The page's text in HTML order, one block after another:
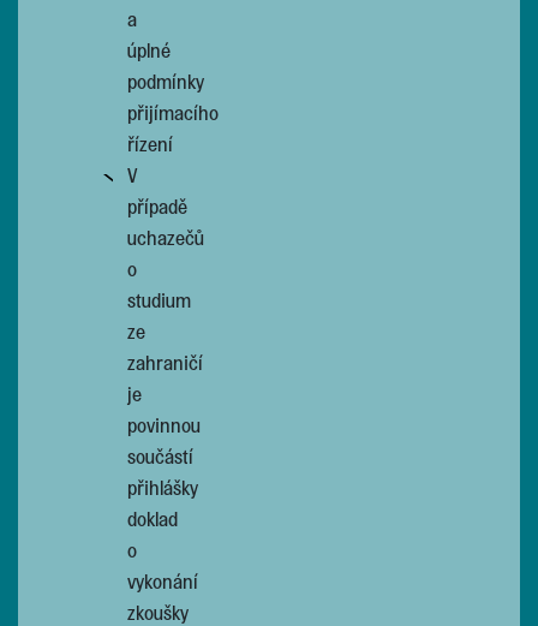
a
úplné
podmínky
přijímacího
řízení
V
případě
uchazečů
o
studium
ze
zahraničí
je
povinnou
součástí
přihlášky
doklad
o
vykonání
zkoušky